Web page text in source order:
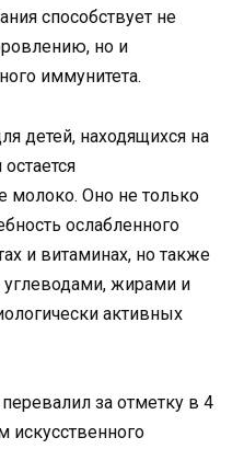
способствует не
но и
иммунитета.
детей, находящихся на
молоко. Оно не только
ослабленного
и витаминах, но также
углеводами, жирами и
активных
за отметку в 4
искусственного